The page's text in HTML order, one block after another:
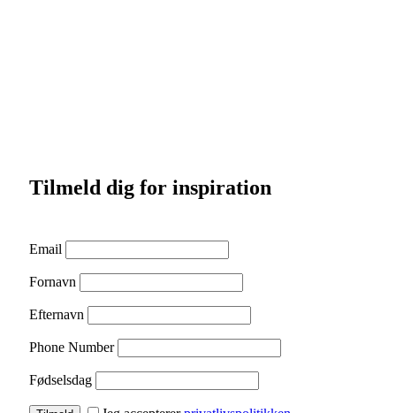
Tilmeld dig for inspiration
Email
Fornavn
Efternavn
Phone Number
Fødselsdag